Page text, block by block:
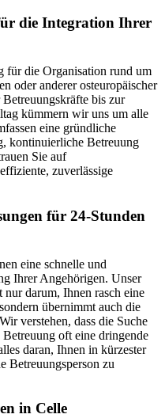
die Integration Ihrer
für die Organisation rund um
oder anderer osteuropäischer
bis zur
kümmern wir uns um alle
eine gründliche
kontinuierliche Betreuung
Sie auf
zuverlässige
für 24-Stunden
eine schnelle und
Ihrer Angehörigen. Unser
nur darum, Ihnen rasch eine
übernimmt auch die
verstehen, dass die Suche
oft eine dringende
daran, Ihnen in kürzester
Betreuungsperson zu
in Celle